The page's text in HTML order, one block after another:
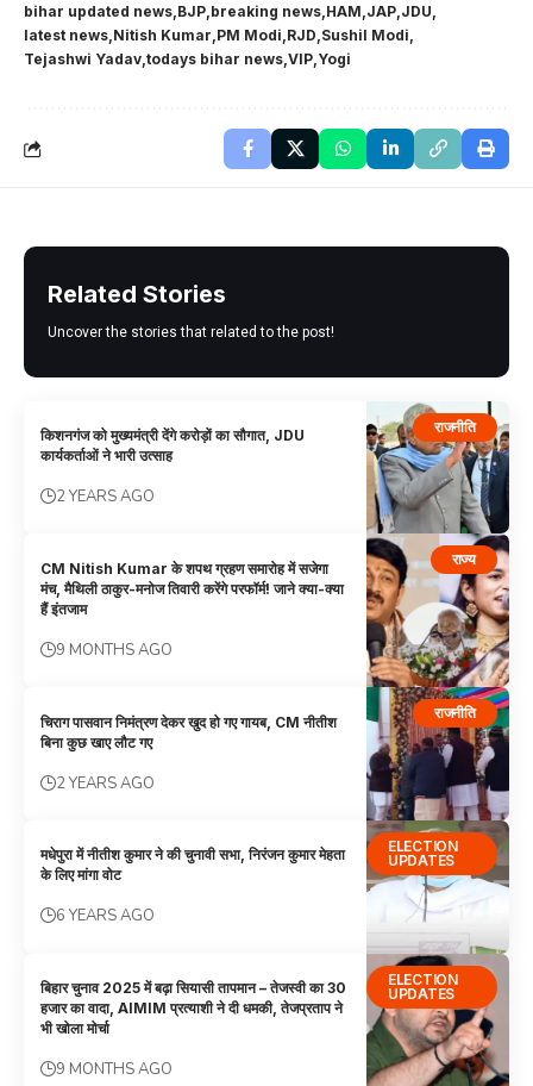
bihar updated news BJP breaking news HAM JAP JDU
latest news Nitish Kumar PM Modi RJD Sushil Modi
Tejashwi Yadav todays bihar news VIP Yogi
Related Stories
Uncover the stories that related to the post!
राजनीति
किशनगंज को मुख्यमंत्री देंगे करोड़ों का सौगात, JDU
कार्यकर्ताओं ने भारी उत्साह
2 YEARS AGO
राज्य
CM Nitish Kumar के शपथ ग्रहण समारोह में सजेगा
मंच, मैथिली ठाकुर-मनोज तिवारी करेंगे परफॉर्म! जाने क्या-क्या
हैं इंतजाम
9 MONTHS AGO
राजनीति
चिराग पासवान निमंत्रण देकर खुद हो गए गायब, CM नीतीश
बिना कुछ खाए लौट गए
2 YEARS AGO
ELECTION
UPDATES
मधेपुरा में नीतीश कुमार ने की चुनावी सभा, निरंजन कुमार मेहता
के लिए मांगा वोट
6 YEARS AGO
ELECTION
UPDATES
बिहार चुनाव 2025 में बढ़ा सियासी तापमान – तेजस्वी का 30
हजार का वादा, AIMIM प्रत्याशी ने दी धमकी, तेजप्रताप ने
भी खोला मोर्चा
9 MONTHS AGO